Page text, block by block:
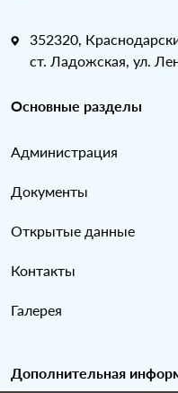
352320,
ст. Ладожская, ул.
Основные разделы
Администрация
Документы
Открытые данные
Контакты
Галерея
Дополнительная